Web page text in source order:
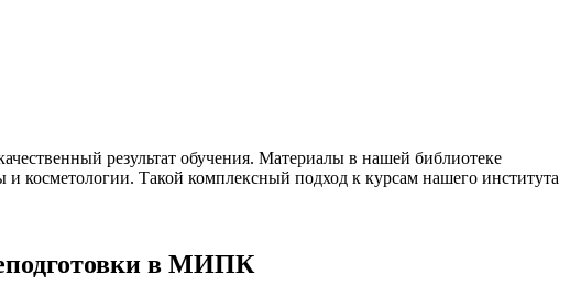
результат обучения. Материалы в нашей библиотеке
косметологии. Такой комплексный подход к курсам нашего института
в МИПК